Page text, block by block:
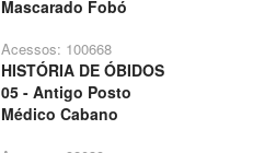
Mascarado Fobó
Acessos: 100668
HISTÓRIA DE ÓBIDOS
05 - Antigo Posto
Médico Cabano